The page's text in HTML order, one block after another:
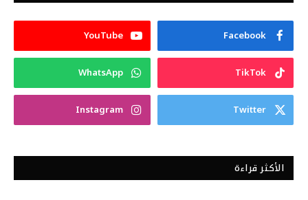
Facebook
YouTube
TikTok
WhatsApp
Twitter
Instagram
الأكثر قراءة